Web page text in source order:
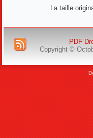
La taille
PDF
Copyright ©